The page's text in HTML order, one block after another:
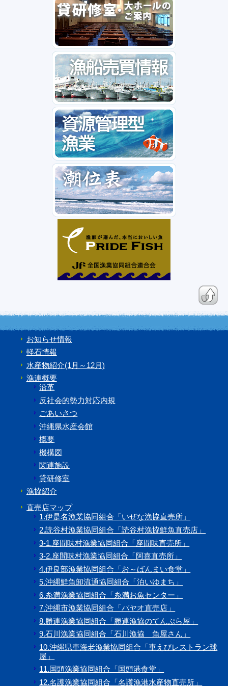
お知らせ情報
軽石情報
水産物紹介(1月～12月)
漁連概要
沿革
反社会的勢力対応内規
ごあいさつ
沖縄県水産会館
概要
機構図
関連施設
貸研修室
漁協紹介
直売店マップ
1.伊是名漁業協同組合「いぜな漁協直売所」
2.読谷村漁業協同組合「読谷村漁協鮮魚直売店」
3-1.座間味村漁業協同組合「座間味直売所」
3-2.座間味村漁業協同組合「阿嘉直売所」
4.伊良部漁業協同組合「お～ばんまい食堂」
5.沖縄鮮魚卸流通協同組合「泊いゆまち」
6.糸満漁業協同組合「糸満お魚センター」
7.沖縄市漁業協同組合「パヤオ直売店」
8.勝連漁業協同組合「勝連漁協のてんぷら屋」
9.石川漁業協同組合「石川漁協 魚屋さん」
10.沖縄県車海老漁業協同組合「車えびレストラン球
屋」
11.国頭漁業協同組合「国頭港食堂」
12.名護漁業協同組合「名護漁港水産物直売所」